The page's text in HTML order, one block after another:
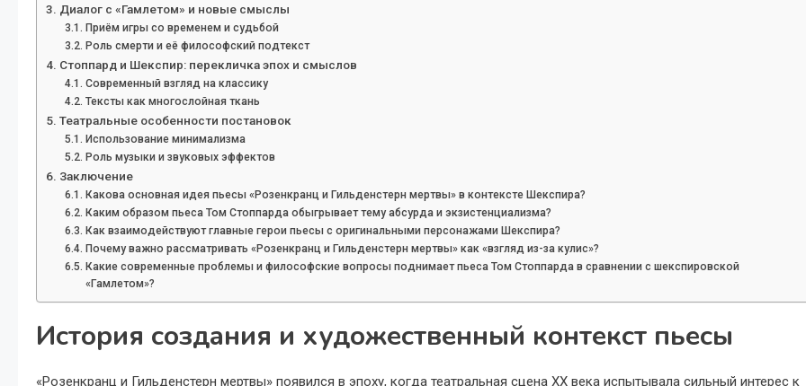
Диалог с «Гамлетом» и новые смыслы
Приём игры со временем и судьбой
Роль смерти и её философский подтекст
Стоппард и Шекспир: перекличка эпох и смыслов
Современный взгляд на классику
Тексты как многослойная ткань
Театральные особенности постановок
Использование минимализма
Роль музыки и звуковых эффектов
Заключение
Какова основная идея пьесы «Розенкранц и Гильденстерн мертвы» в контексте Шекспира?
Каким образом пьеса Том Стоппарда обыгрывает тему абсурда и экзистенциализма?
Как взаимодействуют главные герои пьесы с оригинальными персонажами Шекспира?
Почему важно рассматривать «Розенкранц и Гильденстерн мертвы» как «взгляд из-за кулис»?
Какие современные проблемы и философские вопросы поднимает пьеса Том Стоппарда в сравнении с шекспировской
«Гамлетом»?
История создания и художественный контекст пьесы
«Розенкранц и Гильденстерн мертвы» появился в эпоху, когда театральная сцена XX века испытывала сильный интерес к